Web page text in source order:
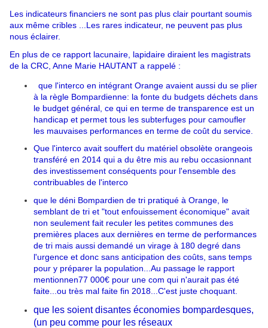
Les indicateurs financiers ne sont pas plus clair pourtant soumis
aux même cribles ...Les rares indicateur, ne peuvent pas plus
nous éclairer.
En plus de ce rapport lacunaire, lapidaire diraient les magistrats
de la CRC, Anne Marie HAUTANT a rappelé :
que l'interco en intégrant Orange avaient aussi du se plier
à la règle Bompardienne: la fonte du budgets déchets dans
le budget général, ce qui en terme de transparence est un
handicap et permet tous les subterfuges pour camoufler
les mauvaises performances en terme de coût du service.
Que l'interco avait souffert du matériel obsolète orangeois
transféré en 2014 qui a du être mis au rebu occasionnant
des investissement conséquents pour l'ensemble des
contribuables de l'interco
que le déni Bompardien de tri pratiqué à Orange, le
semblant de tri et "tout enfouissement économique" avait
non seulement fait reculer les petites communes des
premières places aux dernières en terme de performances
de tri mais aussi demandé un virage à 180 degré dans
l'urgence et donc sans anticipation des coûts, sans temps
pour y préparer la population.
..Au passage le rapport
mentionnen77 000€ pour une com qui n'aurait pas été
faite...ou très mal faite fin 2018...C'est juste choquant.
que les soient disantes économies bompardesques,
(un peu comme pour les réseaux